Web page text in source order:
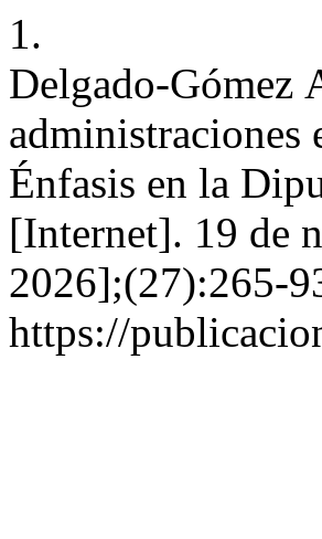
1.
Delgado-Gómez
administraciones
Énfasis en la
[Internet]. 19 de
2026];(27):265-
https://